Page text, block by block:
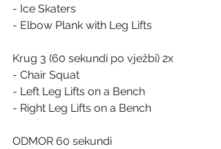
- Ice Skaters
- Elbow Plank with Leg Lifts
Krug 3 (60 sekundi po vježbi) 2x
- Chair Squat
- Left Leg Lifts on a Bench
- Right Leg Lifts on a Bench
ODMOR 60 sekundi